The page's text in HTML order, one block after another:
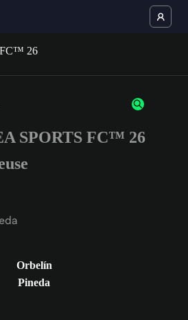
3 caractères ou chiffres.
SPORTS FC™ 26
Orbelín
Pineda